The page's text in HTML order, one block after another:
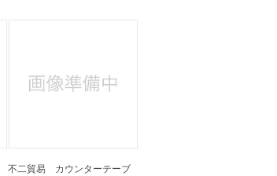
不二貿易 カウンターテーブ